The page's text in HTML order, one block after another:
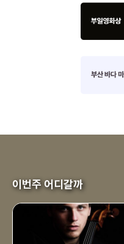
이번주 어디갈까